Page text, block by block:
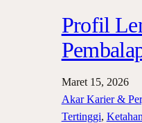
Profil
Maret 15, 2026
Akar Karier &
Tertinggi,